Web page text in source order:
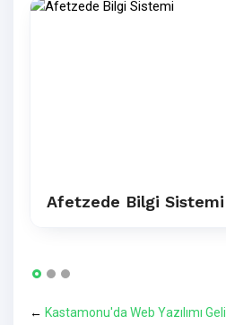
Afetzede Bilgi Sistemi
← Kastamonu'da Web Yazılımı